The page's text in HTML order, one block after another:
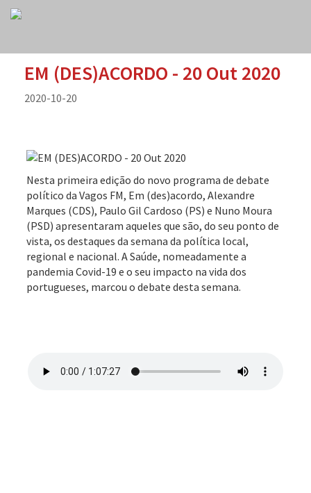
EM (DES)ACORDO - 20 Out 2020
2020-10-20
Nesta primeira edição do novo programa de debate
político da Vagos FM, Em (des)acordo, Alexandre
Marques (CDS), Paulo Gil Cardoso (PS) e Nuno Moura
(PSD) apresentaram aqueles que são, do seu ponto de
vista, os destaques da semana da política local,
regional e nacional. A Saúde, nomeadamente a
pandemia Covid-19 e o seu impacto na vida dos
portugueses, marcou o debate desta semana.